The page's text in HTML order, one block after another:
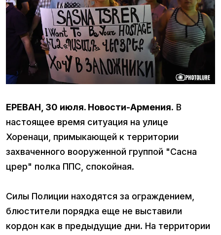
ЕРЕВАН, 30 июля. Новости-Армения. В
настоящее время ситуация на улице
Хоренаци, примыкающей к территории
захваченного вооруженной группой "Сасна
црер" полка ППС, спокойная.
Силы Полиции находятся за ограждением,
блюстители порядка еще не выставили
кордон как в предыдущие дни. На территории